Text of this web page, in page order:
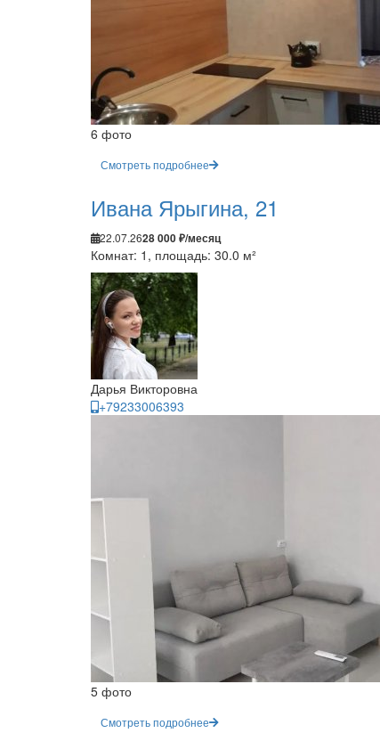
6 фото
Смотреть подробнее
Ивана Ярыгина, 21
22.07.2628 000 ₽/месяц
Комнат: 1, площадь: 30.0 м²
Дарья Викторовна
+79233006393
5 фото
Смотреть подробнее